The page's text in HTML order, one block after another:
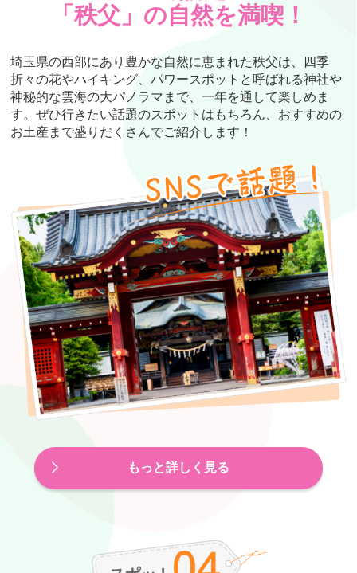
「秩父」の自然を満喫！
埼玉県の西部にあり豊かな自然に恵まれた秩父は、四季
折々の花やハイキング、パワースポットと呼ばれる神社や
神秘的な雲海の大パノラマまで、一年を通して楽しめま
す。ぜひ行きたい話題のスポットはもちろん、おすすめの
お土産まで盛りだくさんでご紹介します！
もっと詳しく見る